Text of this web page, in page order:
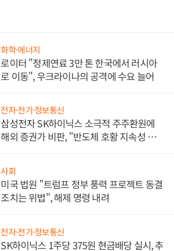
화학·에너지
로이터 "정제연료 3만 톤 한국에서 러시아
로 이동", 우크라이나의 공격에 수요 늘어
전자·전기·정보통신
삼성전자 SK하이닉스 소극적 주주환원에
해외 증권가 비판, "반도체 호황 지속성 의
사회
미국 법원 "트럼프 정부 풍력 프로젝트 동결
조치는 위법", 해제 명령 내려
전자·전기·정보통신
SK하이닉스 1주당 375원 현금배당 실시, 추